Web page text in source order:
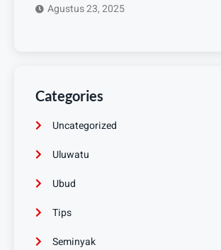
Agustus 23, 2025
Categories
Uncategorized
Uluwatu
Ubud
Tips
Seminyak